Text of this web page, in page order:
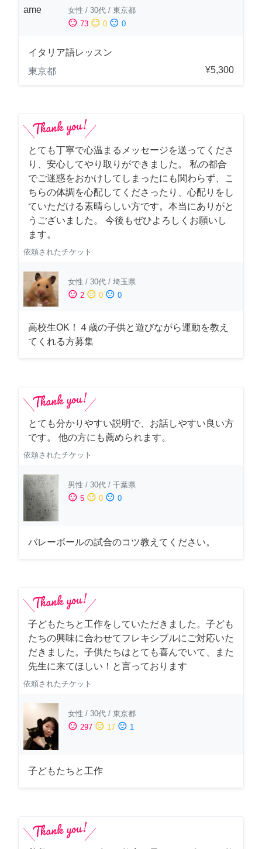
女性 / 30代 / 東京都
sentiment_satisfied 73 sentiment_neutral 0 sentiment_dissatisfied 0
イタリア語レッスン
東京都
¥5,300
とても丁寧で心温まるメッセージを送ってくださ
り、安心してやり取りができました。 私の都合
でご迷惑をおかけしてしまったにも関わらず、こ
ちらの体調を心配してくださったり、心配りをし
ていただける素晴らしい方です。本当にありがと
うございました。 今後もぜひよろしくお願いし
ます。
依頼されたチケット
女性 / 30代 / 埼玉県
sentiment_satisfied 2 sentiment_neutral 0 sentiment_dissatisfied 0
高校生OK！４歳の子供と遊びながら運動を教え
てくれる方募集
とても分かりやすい説明で、お話しやすい良い方
です。 他の方にも薦められます。
依頼されたチケット
男性 / 30代 / 千葉県
sentiment_satisfied 5 sentiment_neutral 0 sentiment_dissatisfied 0
バレーボールの試合のコツ教えてください。
子どもたちと工作をしていただきました。子ども
たちの興味に合わせてフレキシブルにご対応いた
だきました。子供たちはとても喜んでいて、また
先生に来てほしい！と言っております
依頼されたチケット
女性 / 30代 / 東京都
sentiment_satisfied 297 sentiment_neutral 17 sentiment_dissatisfied 1
子どもたちと工作